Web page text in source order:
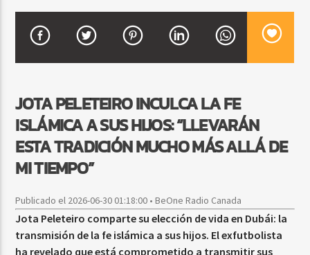
JOTA PELETEIRO INCULCA LA FE
ISLÁMICA A SUS HIJOS: “LLEVARÁN
ESTA TRADICIÓN MUCHO MÁS ALLÁ DE
MI TIEMPO”
Publicado el 2026-06-30 01:18:00 • BeOne Radio Canada
Jota Peleteiro comparte su elección de vida en Dubái: la
transmisión de la fe islámica a sus hijos. El exfutbolista
ha revelado que está comprometido a transmitir sus